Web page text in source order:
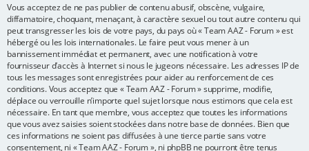
Vous acceptez de ne pas publier de contenu abusif, obscène, vulgaire,
diffamatoire, choquant, menaçant, à caractère sexuel ou tout autre contenu qui
peut transgresser les lois de votre pays, du pays où « Team AAZ - Forum » est
hébergé ou les lois internationales. Le faire peut vous mener à un
bannissement immédiat et permanent, avec une notification à votre
fournisseur d’accès à Internet si nous le jugeons nécessaire. Les adresses IP de
tous les messages sont enregistrées pour aider au renforcement de ces
conditions. Vous acceptez que « Team AAZ - Forum » supprime, modifie,
déplace ou verrouille n’importe quel sujet lorsque nous estimons que cela est
nécessaire. En tant que membre, vous acceptez que toutes les informations
que vous avez saisies soient stockées dans notre base de données. Bien que
ces informations ne soient pas diffusées à une tierce partie sans votre
consentement, ni « Team AAZ - Forum », ni phpBB ne pourront être tenus